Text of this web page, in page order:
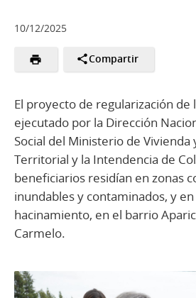
10/12/2025
Compartir
El proyecto de regularización de
ejecutado por la Dirección
Social del Ministerio de
Territorial y la Intendencia de
beneficiarios residían en zonas
inundables y contaminados, y
hacinamiento, en el barrio
Carmelo.